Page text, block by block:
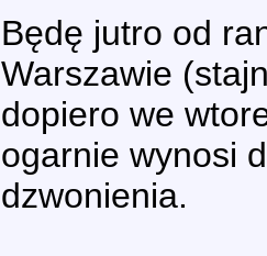
Będę jutro od
Warszawie
dopiero we
ogarnie wynosi
dzwonienia.